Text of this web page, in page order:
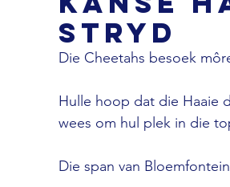
stryd
Die Cheetahs besoek
Hulle hoop dat die Haaie
wees om hul plek in die
Die span van